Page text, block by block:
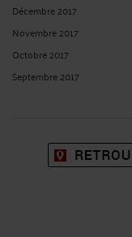
Décembre 2017
Novembre 2017
Octobre 2017
Septembre 2017